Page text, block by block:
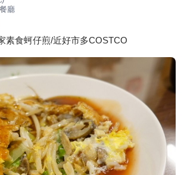
廳
素食蚵仔煎/近好市多COSTCO